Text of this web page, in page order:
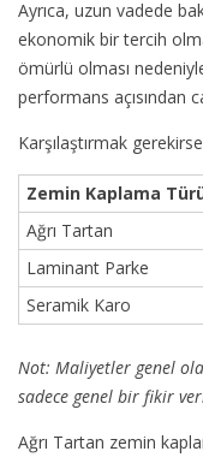
Ayrıca, uzun vadede
ekonomik bir tercih
ömürlü olması
performans açısından
Karşılaştırmak
Zemin Kaplama
Ağrı Tartan
Laminant Parke
Seramik Karo
Not: Maliyetler genel
sadece genel bir fikir
Ağrı Tartan zemin